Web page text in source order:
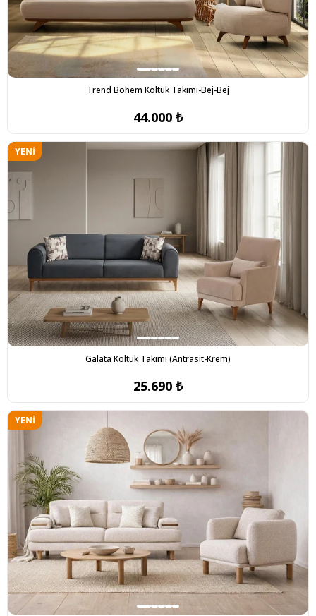
Trend Bohem Koltuk Takımı-Bej-Bej
44.000 ₺
Galata Koltuk Takımı (Antrasit-Krem)
25.690 ₺
YENI
ÜRÜN
YENI